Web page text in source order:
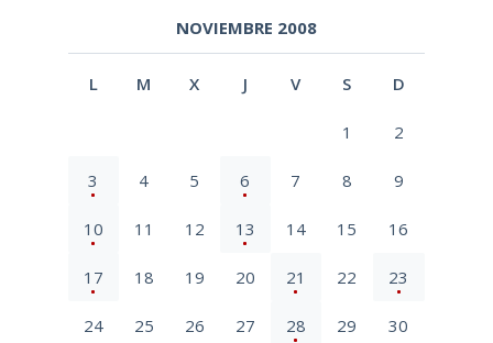
NOVIEMBRE 2008
L M X J V S D
1 2
3 4 5 6 7 8 9
10 11 12 13 14 15 16
17 18 19 20 21 22 23
24 25 26 27 28 29 30